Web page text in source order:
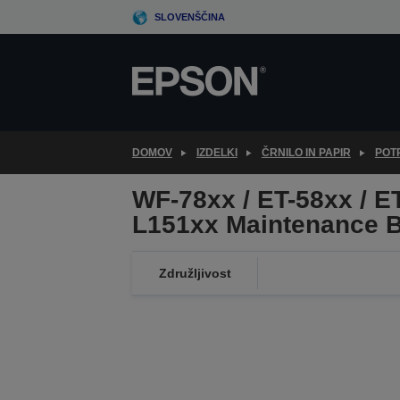
to
SLOVENŠČINA
DOMOV IZDELKI ČRNILO IN PAPIR
WF-78xx / ET-58xx /
L151xx Maintenance
Združljivost